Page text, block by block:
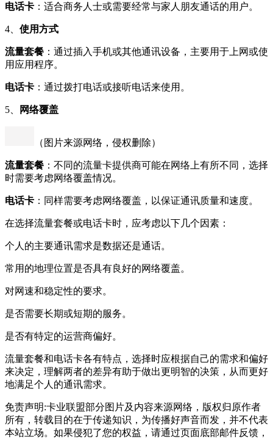
电话卡 ：适合商务人士或需要经常与家人朋友通话的用户。
4、 使用方式
流量套餐 ：通过插入手机或其他通讯设备，主要用于上网或使
用应用程序。
电话卡 ：通过拨打电话或接听电话来使用。
5、 网络覆盖
（图片来源网络，侵权删除）
流量套餐 ：不同的流量卡提供商可能在网络上有所不同，选择
时需要考虑网络覆盖情况。
电话卡 ：同样需要考虑网络覆盖，以保证通讯质量和速度。
在选择流量套餐或电话卡时，应考虑以下几个因素：
个人的主要通讯需求是数据还是通话。
常用的地理位置是否具有良好的网络覆盖。
对网速和稳定性的要求。
是否需要长期或短期的服务。
是否有特定的运营商偏好。
流量套餐和电话卡各有特点，选择时应根据自己的需求和偏好
来决定，理解两者的差异有助于做出更明智的决策，从而更好
地满足个人的通讯需求。
免责声明:卡业联盟部分图片及内容来源网络，版权归原作者
所有，转载目的在于传递知识，为传播好声音而发，并不代表
本站立场。如果侵犯了您的权益，请通过页面底部邮件反馈，